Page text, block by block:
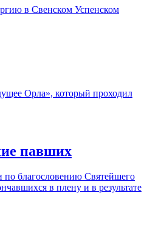
в Свенском Успенском
Орла», который проходил
павших
по благословению Святейшего
в плену и в результате